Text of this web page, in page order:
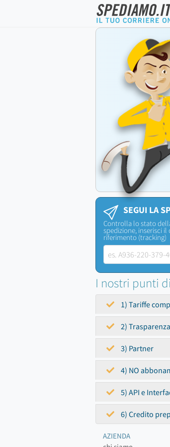
SEGUI LA
Controlla lo stato
spedizione, inserisci il
riferimento (tracking)
I nostri punti
1) Tariffe
2) Trasparenza
3) Partner
4) NO
5) API e
6) Credito
AZIENDA